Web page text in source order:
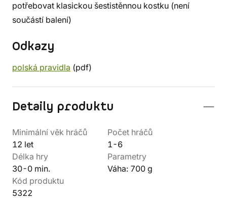
potřebovat klasickou šestistěnnou kostku (není
součástí balení)
Odkazy
polská pravidla (pdf)
Detaily produktu
Minimální věk hráčů
12 let
Počet hráčů
1-6
Délka hry
30-0 min.
Parametry
Váha: 700 g
Kód produktu
5322